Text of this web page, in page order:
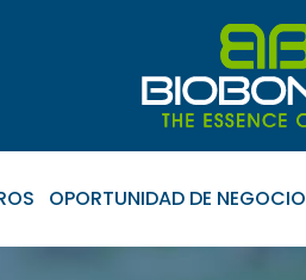
OPORTUNIDAD DE NEGOCIO